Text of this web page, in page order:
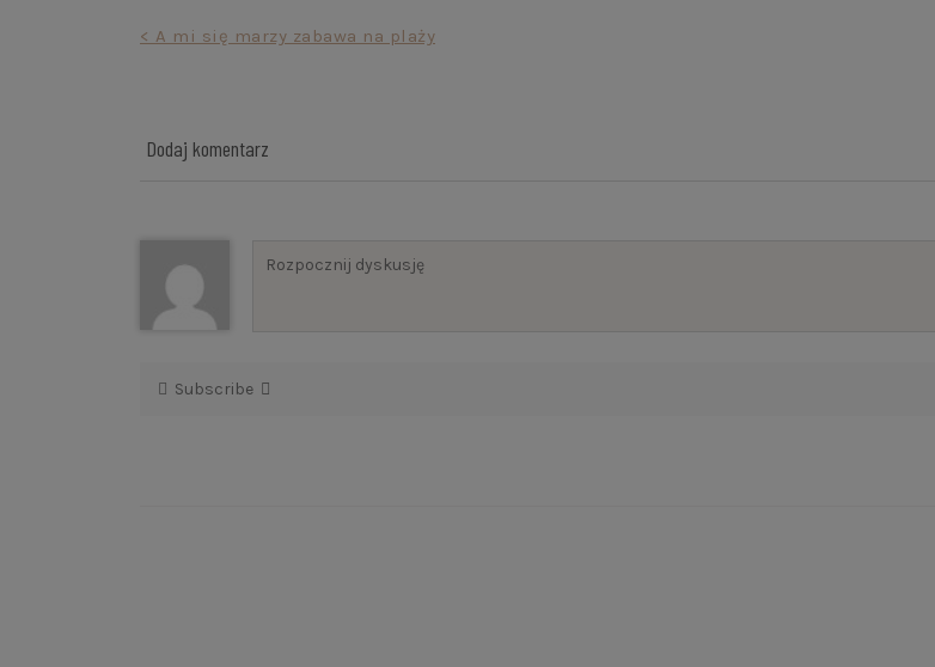
Nawigacja
< A mi się marzy zabawa na plaży
Dodaj komentarz
Subscribe